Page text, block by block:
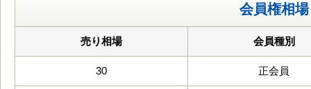
会員権相場
売り相場 会員種別
30 正会員